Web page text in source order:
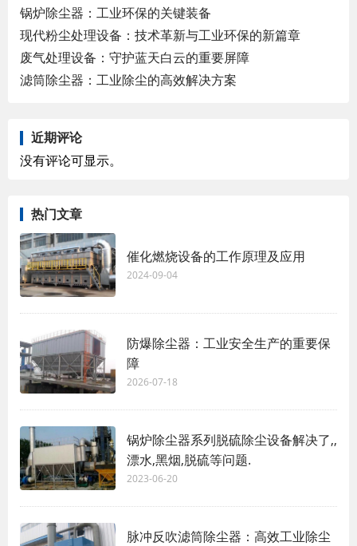
锅炉除尘器：工业环保的关键装备
现代粉尘处理设备：技术革新与工业环保的新篇章
废气处理设备：守护蓝天白云的重要屏障
滤筒除尘器：工业除尘的高效解决方案
近期评论
没有评论可显示。
热门文章
催化燃烧设备的工作原理及应用
2024-09-04
防爆除尘器：工业安全生产的重要保
障
2026-07-18
锅炉除尘器系列脱硫除尘设备解决了,,
漂水,黑烟,脱硫等问题.
2023-06-20
脉冲反吹滤筒除尘器：高效工业除尘